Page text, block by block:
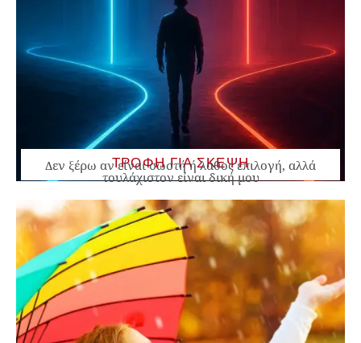
ΤΡΟΦΗ ΓΙΑ ΣΚΕΨΗ
Δεν ξέρω αν είναι σωστή ή λάθος επιλογή, αλλά
τουλάχιστον είναι δική μου